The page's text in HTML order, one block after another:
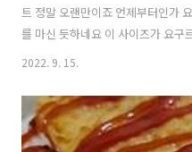
트 정말 오랜만이죠 언제부터인가
를 마신 듯하네요 이 사이즈가 요
에 2천 원보다 조금 싸요 영양정보
는 맛 아시죠^^ 그렇게 먹어도 꿀맛
까서 먹을 틈도 없다! 하시면 이렇
하니 벌컥벌컥입니다 한 모금 각!
2022. 9. 15.